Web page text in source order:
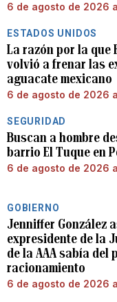
6 de agosto de 2026
ESTADOS UNIDOS
La razón por la que
volvió a frenar las
aguacate mexicano
6 de agosto de 2026
SEGURIDAD
Buscan a hombre
barrio El Tuque en
6 de agosto de 2026
GOBIERNO
Jenniffer González
expresidente de la
de la AAA sabía del
racionamiento
6 de agosto de 2026